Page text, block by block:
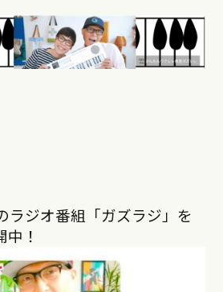
ラジオ番組「ガズラジ」を
！